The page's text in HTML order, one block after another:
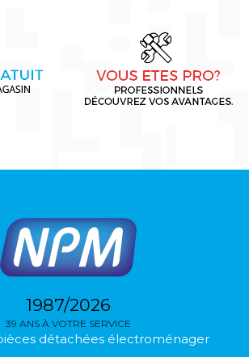
1987/2026
39 ANS À VOTRE SERVICE
détachées électroménager